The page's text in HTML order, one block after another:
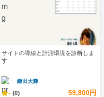
サイトの導線と計測環境を診断しま
す
鎌田大輝
- (0) 59,800円